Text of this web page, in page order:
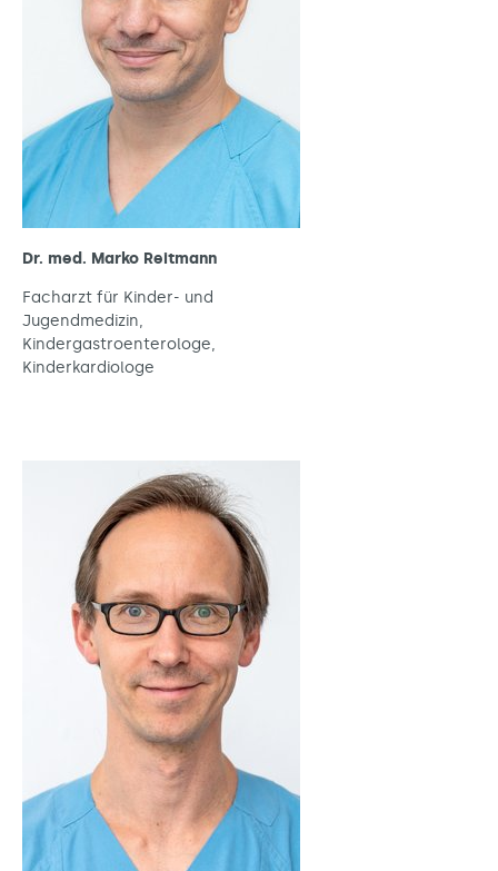
Dr. med. Marko Reitmann
Facharzt für Kinder- und
Jugendmedizin,
Kindergastroenterologe,
Kinderkardiologe